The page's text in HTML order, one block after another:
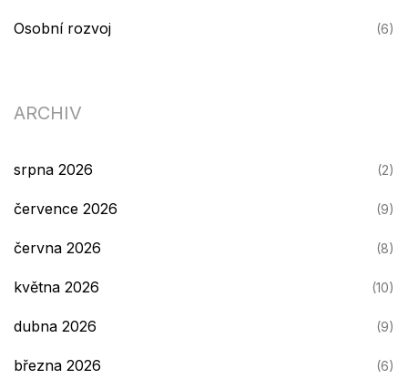
Osobní rozvoj (6)
ARCHIV
srpna 2026 (2)
července 2026 (9)
června 2026 (8)
května 2026 (10)
dubna 2026 (9)
března 2026 (6)